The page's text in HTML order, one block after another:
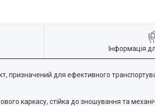
Інформація
призначений для ефективного
каркасу, стійка до зношування та